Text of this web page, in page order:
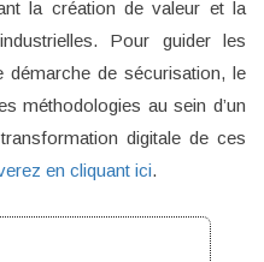
la création de valeur et la
Pour guider les
démarche de sécurisation, le
méthodologies au sein d’un
digitale de ces
en cliquant ici.